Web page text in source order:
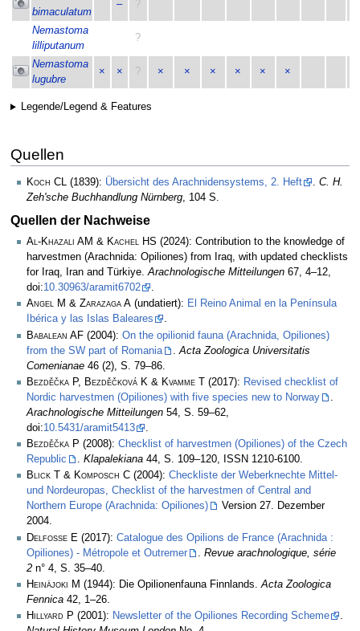
bimaculatum
– ?
Nemastoma
lilliputanum
?
Nemastoma
lugubre
× × ? × × × × × ×
Legende/Legend & Features
Quellen
Koch CL (1839): Übersicht des Arachnidensystems, 2. Heft . C. H.
Zeh'sche Buchhandlung Nürnberg, 104 S.
Quellen der Nachweise
Al-Khazali AM & Kachel HS (2024): Contribution to the knowledge of
harvestmen (Arachnida: Opiliones) from Iraq, with updated checklists
for Iraq, Iran and Türkiye.Arachnologische Mitteilungen 67, 4–12,
doi:10.30963/aramit6702
.
Angel M & Zarazaga A (undatiert): El Reino Animal en la Península
Ibérica y las Islas Baleares
.
Babalean AF (2004): On the opilionid fauna (Arachnida, Opiliones)
from the SW part of Romania
Acta Zoologica Universitatis
Comenianae 46 (2), S. 79–86.
Bezděčka P, Bezděčková K & Kvamme T (2017): Revised checklist of
Nordic harvestmen (Opiliones) with five species new to Norway
.
Arachnologische Mitteilungen 54, S. 59–62,
doi:10.5431/aramit5413
.
Bezděčka P (2008): Checklist of harvestmen (Opiliones) of the Czech
Republic
. Klapalekiana 44, S. 109–120, ISSN 1210-6100.
Blick T & Komposch C (2004): Checkliste der Weberknechte Mittel-
und Nordeuropas, Checklist of the harvestmen of Central and
Northern Europe (Arachnida: Opiliones)
Version 27. Dezember
2004.
Delfosse E (2017): Catalogue des Opilions de France (Arachnida :
Opiliones) - Métropole et Outremer
Revue arachnologique, série
2 n° 4, S. 35–40.
Heinäjoki M (1944): Die Opilionenfauna Finnlands.Acta Zoologica
Fennica 42, 1–26.
Hillyard P (2001): Newsletter of the Opiliones Recording Scheme
.